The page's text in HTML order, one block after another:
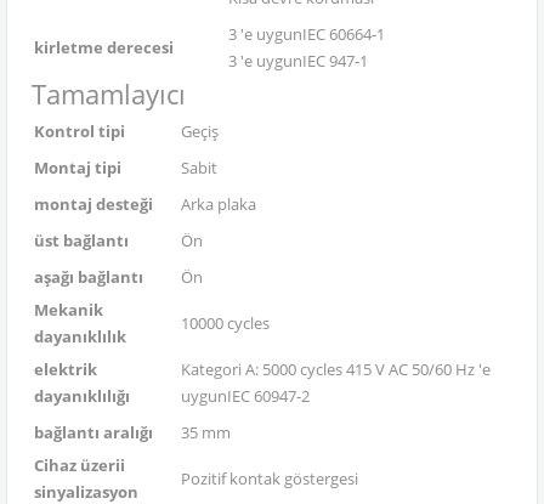
kirletme derecesi
3 'e uygunIEC 60664-1
3 'e uygunIEC 947-1
Tamamlayıcı
Kontrol tipi
Geçiş
Montaj tipi
Sabit
montaj desteği
Arka plaka
üst bağlantı
Ön
aşağı bağlantı
Ön
Mekanik
dayanıklılık
10000 cycles
elektrik
dayanıklılığı
Kategori A: 5000 cycles 415 V AC 50/60 Hz 'e
uygunIEC 60947-2
bağlantı aralığı
35 mm
Cihaz üzerii
sinyalizasyon
Pozitif kontak göstergesi